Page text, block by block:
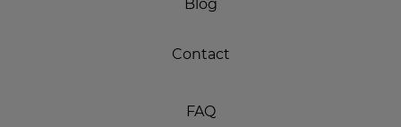
Blog
Contact
FAQ